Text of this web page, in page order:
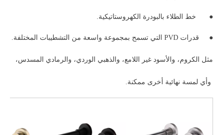
● خط الطلاء بالبودرة الكهروستاتيكية.
● قدرات PVD التي تسمح بمجموعة واسعة من التشطيبات المختلفة.
مثل الكروم، والأسود غير اللامع، والذهبي الوردي، والرمادي المسدس،
وأي لمسة نهائية أخرى ممكنة.